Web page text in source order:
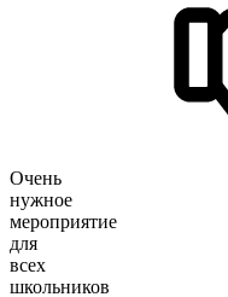
Очень
нужное
мероприятие
для
всех
школьников